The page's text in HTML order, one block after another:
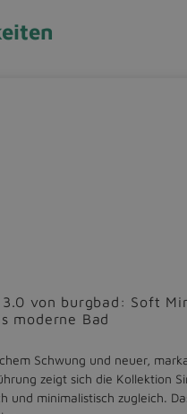
3.0 von burgbad: Soft
moderne Bad
Schwung und neuer,
zeigt sich die Kollektion
und minimalistisch zugleich.